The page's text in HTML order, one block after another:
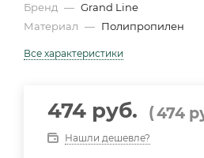
Бренд — Grand Line
Материал — Полипропилен
Все характеристики
474 руб. (474
Нашли дешевле?